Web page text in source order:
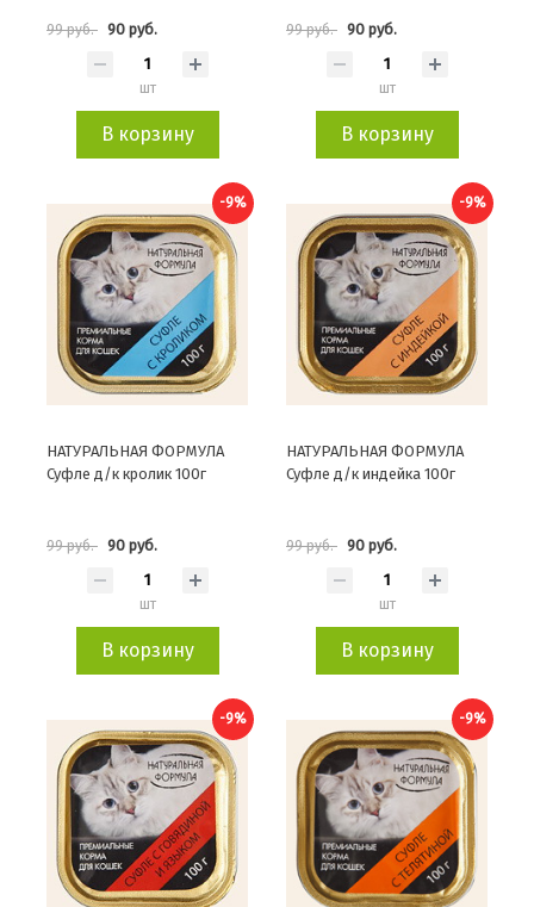
99 руб. 90 руб.
шт
В корзину
99 руб. 90 руб.
шт
В корзину
-9%
НАТУРАЛЬНАЯ ФОРМУЛА
Суфле д/к кролик 100г
99 руб. 90 руб.
шт
В корзину
-9%
НАТУРАЛЬНАЯ ФОРМУЛА
Суфле д/к индейка 100г
99 руб. 90 руб.
шт
В корзину
-9% -9%